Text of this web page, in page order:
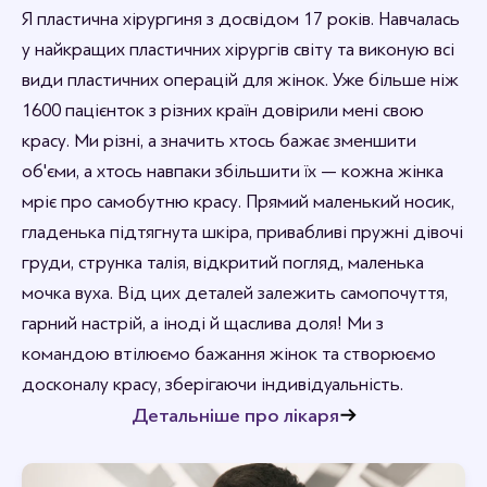
Я пластична хірургиня з досвідом 17 років. Навчалась
у найкращих пластичних хірургів світу та виконую всі
види пластичних операцій для жінок. Уже більше ніж
1600 пацієнток з різних країн довірили мені свою
красу. Ми різні, а значить хтось бажає зменшити
об'єми, а хтось навпаки збільшити їх — кожна жінка
мріє про самобутню красу. Прямий маленький носик,
гладенька підтягнута шкіра, привабливі пружні дівочі
груди, струнка талія, відкритий погляд, маленька
мочка вуха. Від цих деталей залежить самопочуття,
гарний настрій, а іноді й щаслива доля! Ми з
командою втілюємо бажання жінок та створюємо
досконалу красу, зберігаючи індивідуальність.
Детальніше про лікаря
rabotenkosvitlana